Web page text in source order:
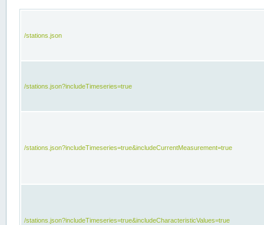
/stations.json
/stations.json?includeTimeseries=true
/stations.json?includeTimeseries=true&includeCurrentMeasurement=true
/stations.json?includeTimeseries=true&includeCharacteristicValues=true